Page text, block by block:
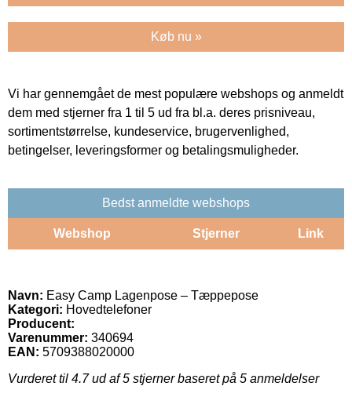
Køb nu »
Vi har gennemgået de mest populære webshops og anmeldt
dem med stjerner fra 1 til 5 ud fra bl.a. deres prisniveau,
sortimentstørrelse, kundeservice, brugervenlighed,
betingelser, leveringsformer og betalingsmuligheder.
Bedst anmeldte webshops
Webshop Stjerner Link
Navn: Easy Camp Lagenpose – Tæppepose
Kategori: Hovedtelefoner
Producent:
Varenummer: 340694
EAN: 5709388020000
Vurderet til 4.7ud af 5 stjerner baseret på 5 anmeldelser